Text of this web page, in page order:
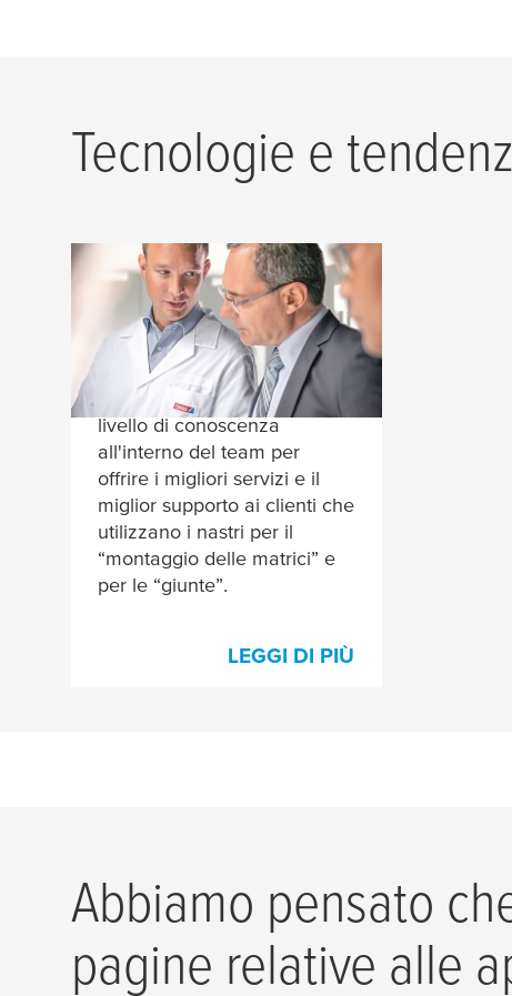
Tecnologie e
Elevati standard di
qualità per i prodotti e
per le persone
Miglioriamo costantemente il
livello di conoscenza
all'interno del team per
offrire i migliori servizi e il
miglior supporto ai clienti che
utilizzano i nastri per il
“montaggio delle matrici” e
per le “giunte”.
LEGGI DI PIÙ
Abbiamo pensato
pagine relative alle